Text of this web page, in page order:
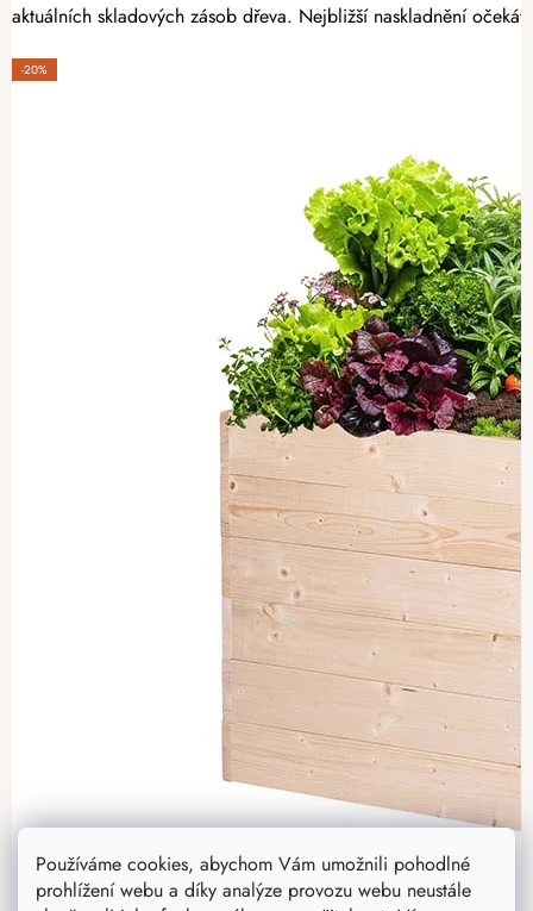
Používáme cookies, abychom Vám umožnili pohodlné
prohlížení webu a díky analýze provozu webu neustále
aktuálních skladových zásob dřeva. Nejbližší naskladnění
-20%